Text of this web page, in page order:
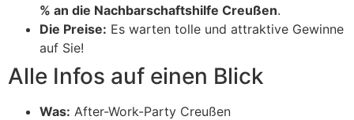
% an die Nachbarschaftshilfe Creußen.
Die Preise: Es warten tolle und attraktive Gewinne
auf Sie!
Alle Infos auf einen Blick
Was: After-Work-Party Creußen